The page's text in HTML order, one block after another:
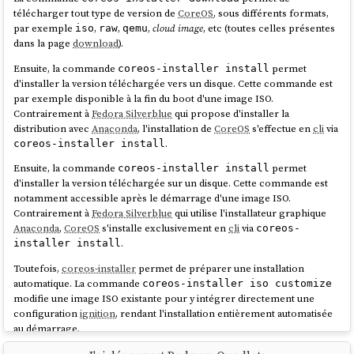
La seule complexité que j'ai rencontrée est la méthode pour
Voici la méthode que j'ai utilisée :
$ docker compose exec tang jose jwk thp -i
/db/pLWwUuLhqqFb-
Mgf5iVkwuV4BehG9vzd2SXGMyGroNw.jwk
pLWwUuLhqqFb-Mgf5iVkwuV4BehG9vzd2SXGMyGroNw
Autre difficulté, il fautajouter les arguments kernel suivantspour
activer l'accès réseau dès le début du process de boot afin de
permettre àclevisd'accéder au serveurtang:
variant: fcos
version: 1.6.0
kernel_arguments:
  should_exist:
    - ip=dhcp
    - rd.neednet=1
  filesystems:
    - path: /var
      format: xfs
      wipe_filesystem: true
      label: var
explicite.
J'ai ensuite créé un second playground
install-coreos-iso-on-
baremetal-with-luks.
L'installation automatique s'est déroulée sans problème sur un serveur
baremetal
J'ai testé la désactivation de TPM2dans le BIOS : la console m'a alors
demandé de saisir la clé manuellement. C'est plutôt pratique en cas de
problèmeTPM, branchement du disque sur une autre machine…
La clé de chiffrementLUKSn'est pas stockée en clair dans le fichier
télécharger tout type de version deCoreOS, sous différents formats,
par exemple iso, raw,qemu,cloud image, etc (toutes celles présentes
dans la pagedownload).
Ensuite, la commande coreos-installer install permet
d'installer la version téléchargée vers un disque. Cette commande est
par exemple disponible à la fin du boot d'une image ISO.
Contrairement àFedora Silverblue qui propose d'installer la
distribution avecAnaconda, l'installation deCoreOS s'effectue enclivia
coreos-installer install .
Ensuite, la commande coreos-installer install permet
d'installer la version téléchargée sur un disque. Cette commande est
notamment accessible après le démarrage d'une image ISO.
Contrairement àFedora Silverbluequi utilise l'installateur graphique
Anaconda,CoreOSs'installe exclusivement enclivia coreos-
installer install.
Toutefois,coreos-installer permet de préparer une installation
automatique. La commande coreos-installer iso customize
modifie une image ISO existante pour y intégrer directement une
configurationignition, rendant l'installation entièrement automatisée
au démarrage.